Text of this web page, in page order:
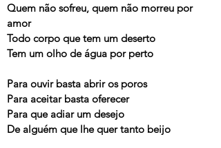
Quem não sofreu, quem não morreu por
amor
Todo corpo que tem um deserto
Tem um olho de água por perto
Para ouvir basta abrir os poros
Para aceitar basta oferecer
Para que adiar um desejo
De alguém que lhe quer tanto beijo